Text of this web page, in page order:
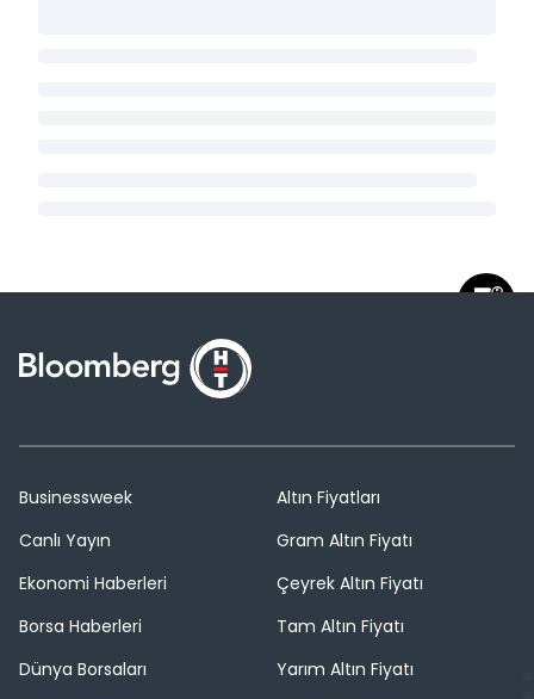
Businessweek
Canlı Yayın
Ekonomi Haberleri
Borsa Haberleri
Dünya Borsaları
Altın Fiyatları
Gram Altın Fiyatı
Çeyrek Altın Fiyatı
Tam Altın Fiyatı
Yarım Altın Fiyatı